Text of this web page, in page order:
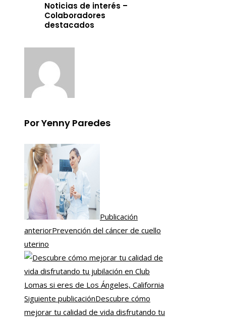
Noticias de interés –
Colaboradores
destacados
Por Yenny Paredes
Publicación
anteriorPrevención del cáncer de cuello
uterino
Siguiente publicaciónDescubre cómo
mejorar tu calidad de vida disfrutando tu